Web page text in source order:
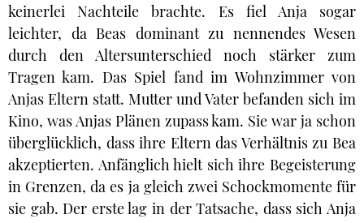
keinerlei Nachteile brachte. Es fiel Anja sogar
leichter, da Beas dominant zu nennendes Wesen
durch den Altersunterschied noch stärker zum
Tragen kam. Das Spiel fand im Wohnzimmer von
Anjas Eltern statt. Mutter und Vater befanden sich im
Kino, was Anjas Plänen zupass kam. Sie war ja schon
überglücklich, dass ihre Eltern das Verhältnis zu Bea
akzeptierten. Anfänglich hielt sich ihre Begeisterung
in Grenzen, da es ja gleich zwei Schockmomente für
sie gab. Der erste lag in der Tatsache, dass sich Anja